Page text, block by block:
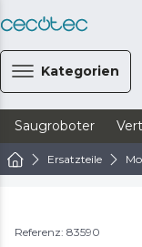
Kategorien
Saugroboter
Ersatzteile
Referenz: 83590